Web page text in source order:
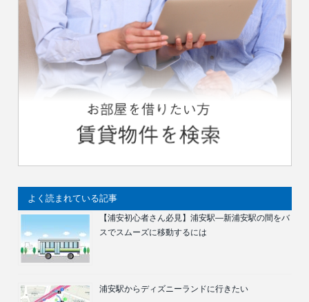
よく読まれている記事
【浦安初心者さん必見】浦安駅―新浦安駅の間をバ
スでスムーズに移動するには
浦安駅からディズニーランドに行きたい